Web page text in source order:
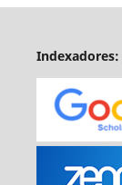
Indexadores: